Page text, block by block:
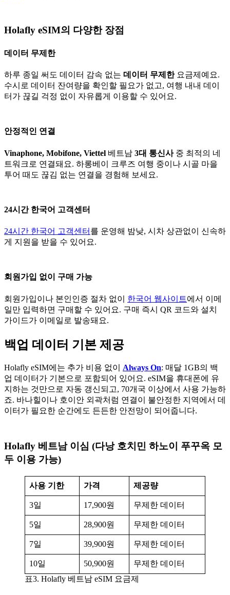
Holafly eSIM의 다양한 장점
데이터 무제한
하루 종일 써도 데이터 감속 없는 데이터 무제한 요금제예요.
수시로 데이터 잔여량을 확인할 필요가 없고, 여행 내내 데이
터가 끊길 걱정 없이 자유롭게 이용할 수 있어요.
안정적인 연결
Vinaphone, Mobifone, Viettel 베트남 3대 통신사중 최적의 네
트워크로 연결돼요. 하롱베이 크루즈 여행 중이나 시골 마을
투어 때도 끊김 없는 연결을 경험해 보세요.
24시간 한국어 고객센터
24시간 한국어 고객센터 를 운영해 밤낮, 시차 상관없이 신속하
게 지원을 받을 수 있어요.
회원가입 없이 구매 가능
회원가입이나 본인인증 절차 없이 한국어 웹사이트에서 이메
일만 입력하면 구매할 수 있어요. 구매 즉시 QR 코드와 설치
가이드가 이메일로 발송돼요.
백업 데이터 기본 제공
Holafly eSIM에는 추가 비용 없이 Always On: 매달 1GB의 백
업 데이터가 기본으로 포함되어 있어요. eSIM을 휴대폰에 유
지하는 것만으로 자동 갱신되고, 70개국 이상에서 사용 가능하
죠. 바나힐이나 호이안 외곽처럼 연결이 불안정한 지역에서 데
이터가 필요한 순간에도 든든한 안전망이 되어줍니다.
Holafly 베트남 이심 (다낭 호치민 하노이 푸꾸옥 모
두 이용 가능)
사용 기한 가격 제공량
3일 17,900원 무제한 데이터
5일 28,900원 무제한 데이터
7일 39,900원 무제한 데이터
10일 50,900원
무제한 데이터
표3. Holafly 베트남 eSIM 요금제